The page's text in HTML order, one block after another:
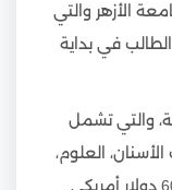
الأزهر والتي
الطالب في بداية
والتي تشمل
العلوم،